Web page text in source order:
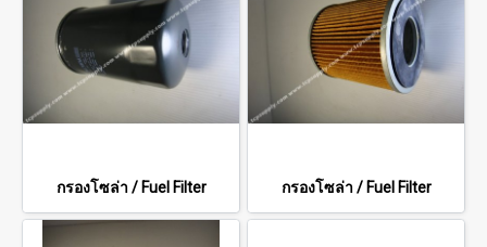
กรองโซล่า / Fuel Filter กรองโซล่า / Fuel Filter